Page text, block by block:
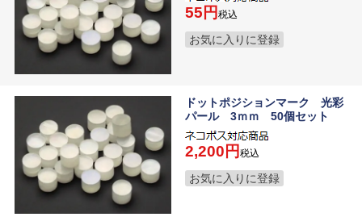
55 税込
お気に入りに登録
ドットポジションマーク 光彩
パール 3ｍｍ 50個セット
2,200 税込
お気に入りに登録